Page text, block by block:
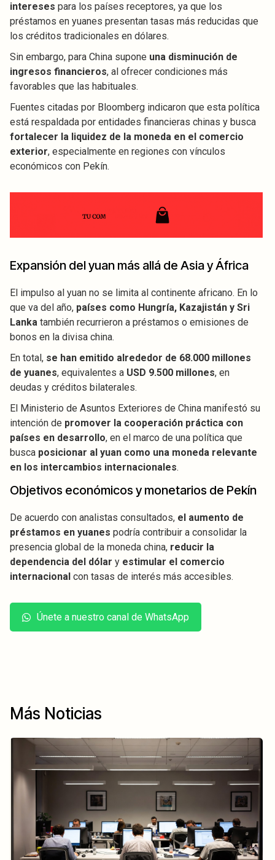
intereses para los países receptores, ya que los
préstamos en yuanes presentan tasas más reducidas que
los créditos tradicionales en dólares.
Sin embargo, para China supone una disminución de
ingresos financieros, al ofrecer condiciones más
favorables que las habituales.
Fuentes citadas por Bloomberg indicaron que esta política
está respaldada por entidades financieras chinas y busca
fortalecer la liquidez de la moneda en el comercio
exterior, especialmente en regiones con vínculos
económicos con Pekín.
Expansión del yuan más allá de Asia y África
El impulso al yuan no se limita al continente africano. En lo
que va del año, países como Hungría, Kazajistán y Sri
Lanka también recurrieron a préstamos o emisiones de
bonos en la divisa china.
En total, se han emitido alrededor de 68.000 millones
de yuanes, equivalentes a USD 9.500 millones, en
deudas y créditos bilaterales.
El Ministerio de Asuntos Exteriores de China manifestó su
intención de promover la cooperación práctica con
países en desarrollo, en el marco de una política que
busca posicionar al yuan como una moneda relevante
en los intercambios internacionales.
Objetivos económicos y monetarios de Pekín
De acuerdo con analistas consultados, el aumento de
préstamos en yuanes podría contribuir a consolidar la
presencia global de la moneda china, reducir la
dependencia del dólar y estimular el comercio
internacional con tasas de interés más accesibles.
Únete a nuestro canal de WhatsApp
Más Noticias